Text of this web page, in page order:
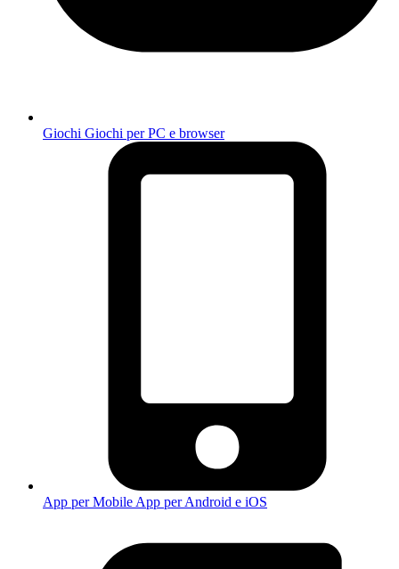
Giochi Giochi per PC e browser
App per Mobile App per Android e iOS